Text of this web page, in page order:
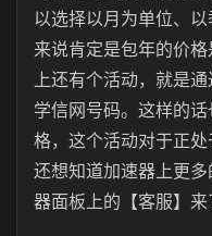
以选择以月为单位、
来说肯定是包年的价
上还有个活动，就是
学信网号码。这样的
格，这个活动对于正
还想知道加速器上更
器面板上的【客服】来